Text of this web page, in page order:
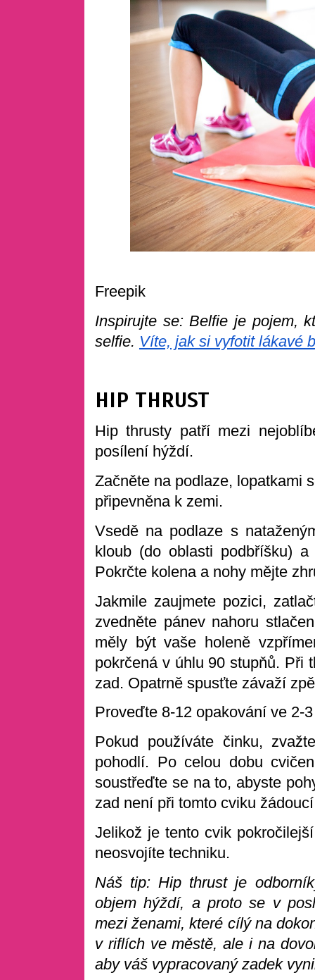
Freepik
Inspirujte se: Belfie je pojem,
selfie. Víte, jak si vyfotit lákavé
HIP THRUST
Hip thrusty patří mezi
posílení hýždí.
Začněte na podlaze, lopatkami
připevněna k zemi.
Vsedě na podlaze s
kloub (do oblasti podbříšku)
Pokrčte kolena a nohy mějte
Jakmile zaujmete pozici,
zvedněte pánev nahoru
měly být vaše holeně
pokrčená v úhlu 90 stupňů. Při
zad. Opatrně spusťte závaží
Proveďte 8-12 opakování ve 2-
Pokud používáte činku,
pohodlí. Po celou dobu
soustřeďte se na to, abyste
zad není při tomto cviku
Jelikož je tento cvik
neosvojíte techniku.
Náš tip: Hip thrust je
objem hýždí, a proto se v
mezi ženami, které cílý na
v riflích ve městě, ale i na
aby váš vypracovaný zadek